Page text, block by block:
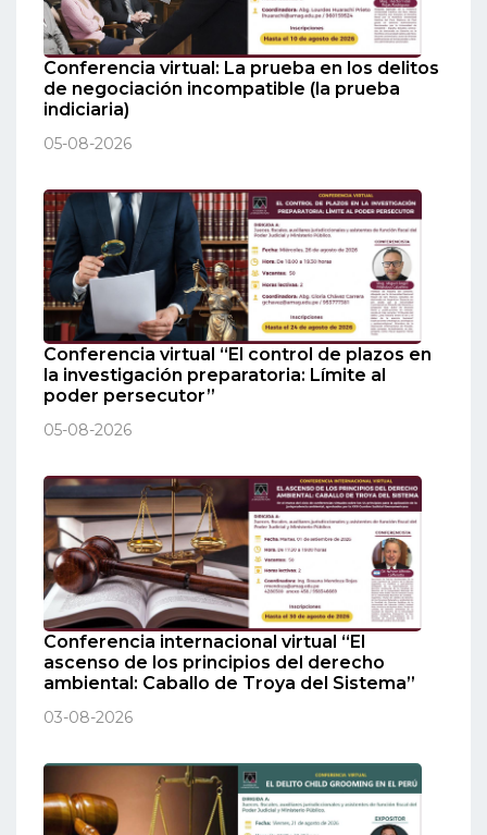
Conferencia virtual: La prueba en los delitos
de negociación incompatible (la prueba
indiciaria)
05-08-2026
Conferencia virtual “El control de plazos en
la investigación preparatoria: Límite al
poder persecutor”
05-08-2026
Conferencia internacional virtual “El
ascenso de los principios del derecho
ambiental: Caballo de Troya del Sistema”
03-08-2026